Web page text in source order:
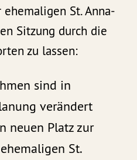
St. Anna-
Sitzung durch die
zu lassen:
sind in
verändert
neuen Platz zur
St.